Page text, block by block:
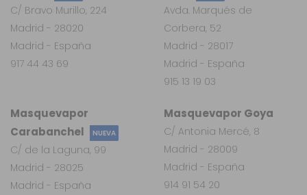
Masquevapor
Carabanchel
NUEVA
C/ de la Laguna, 99
Madrid - 28025
Madrid - España
Masquevapor Goya
C/ Antonia Mercé, 8
Madrid - 28009
Madrid - España
914 91 54 20
Avda. Marqués de
Corbera, 52
Madrid - 28017
Madrid - España
915 13 19 03
C/ Bravo Murillo, 224
Madrid - 28020
Madrid - España
917 44 43 69